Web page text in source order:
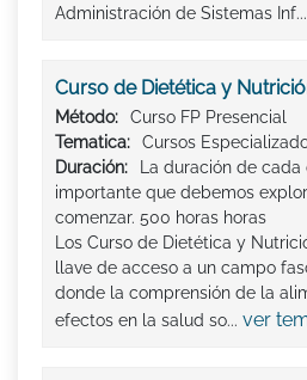
Administración de Sistemas Inf...
Curso de Dietética y
Método:
Curso FP Presencial
Tematica:
Cursos
Duración:
La duración de
importante que debemos
comenzar. 500 horas horas
Los Curso de Dietética y
llave de acceso a un campo
donde la comprensión de la
efectos en la salud so... ver